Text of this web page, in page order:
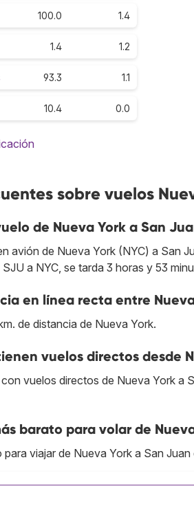
100.0 1.4
1.4 1.2
93.3 1.1
10.4 0.0
sobre vuelos
de Nueva York a San
avión de Nueva York (NYC) a San
a NYC, se tarda 3 horas y 53
en línea recta entre
de distancia de Nueva York.
vuelos directos desde
vuelos directos de Nueva York a
barato para volar de
viajar de Nueva York a San